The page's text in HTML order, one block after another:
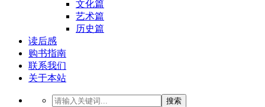
文化篇
艺术篇
历史篇
读后感
购书指南
联系我们
关于本站
搜索